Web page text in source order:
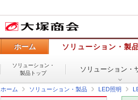
ホーム ソリューション・製
ソリューション・
製品トップ
ソリューション・
ホーム ソリューション・製品 LED照明